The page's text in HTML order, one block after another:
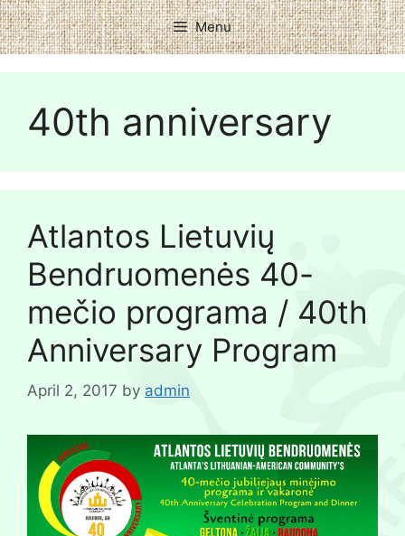
Menu
40th anniversary
Atlantos Lietuvių
Bendruomenės 40-
mečio programa / 40th
Anniversary Program
April 2, 2017 by admin